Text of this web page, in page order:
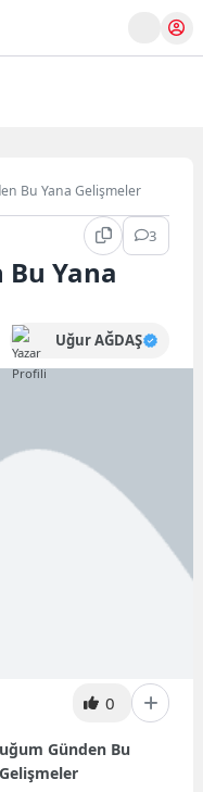
Bu Yana Gelişmeler
3
Yana
Uğur AĞDAŞ
0
Günden Bu